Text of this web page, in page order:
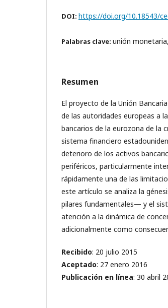
DOI: https://doi.org/10.18543/
Palabras clave: unión
Resumen
El proyecto de la Unión
de las autoridades europeas a
bancarios de la eurozona de la
sistema financiero
deterioro de los activos
periféricos, particularmente
rápidamente una de las
este artículo se analiza la
pilares fundamentales— y el
atención a la dinámica de
adicionalmente como
Recibido: 20 julio 2015
Aceptado: 27 enero 2016
Publicación en línea: 30 abril